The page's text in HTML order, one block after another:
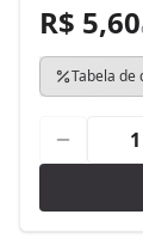
R$ 5,60
Tabela de